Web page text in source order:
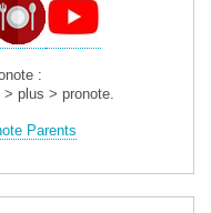
:
plus > pronote.
Parents